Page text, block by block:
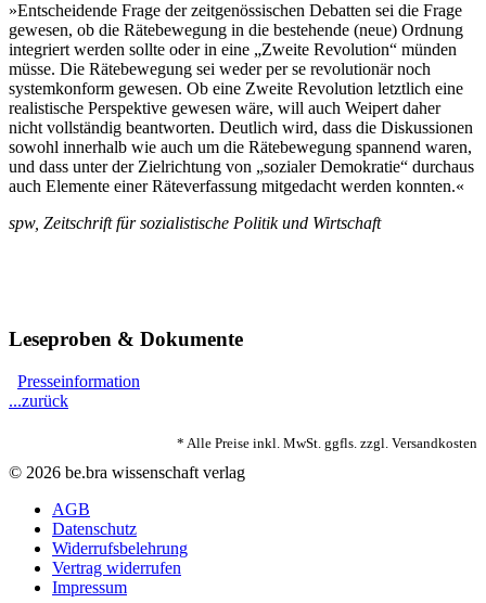
»Entscheidende Frage der zeitgenössischen Debatten sei die Frage
gewesen, ob die Rätebewegung in die bestehende (neue) Ordnung
integriert werden sollte oder in eine „Zweite Revolution“ münden
müsse. Die Rätebewegung sei weder per se revolutionär noch
systemkonform gewesen. Ob eine Zweite Revolution letztlich eine
realistische Perspektive gewesen wäre, will auch Weipert daher
nicht vollständig beantworten. Deutlich wird, dass die Diskussionen
sowohl innerhalb wie auch um die Rätebewegung spannend waren,
und dass unter der Zielrichtung von „sozialer Demokratie“ durchaus
auch Elemente einer Räteverfassung mitgedacht werden konnten.«
spw, Zeitschrift für sozialistische Politik und Wirtschaft
Leseproben & Dokumente
Presseinformation
...zurück
* Alle Preise inkl. MwSt. ggfls. zzgl. Versandkosten
© 2026 be.bra wissenschaft verlag
AGB
Datenschutz
Widerrufsbelehrung
Vertrag widerrufen
Impressum